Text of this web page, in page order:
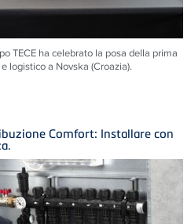
TECE ha celebrato la posa della prima
logistico a Novska (Croazia).
Comfort: Installare con